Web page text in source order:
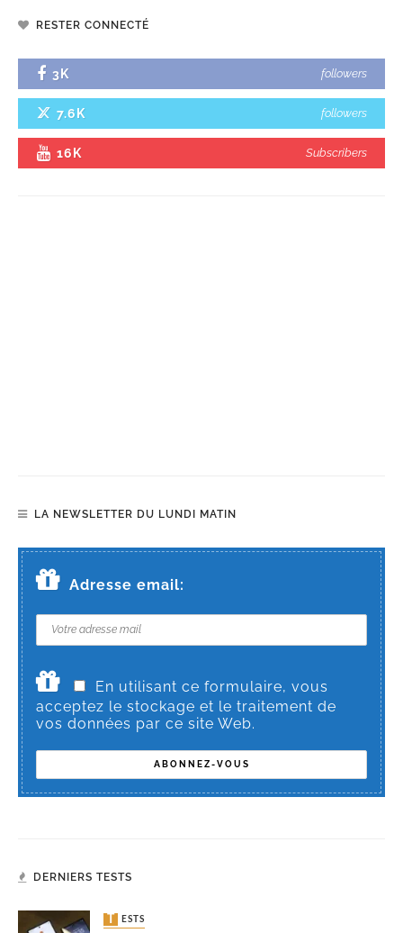
RESTER CONNECTÉ
3K followers
7.6K followers
16K Subscribers
LA NEWSLETTER DU LUNDI MATIN
Adresse email:
En utilisant ce formulaire, vous
acceptez le stockage et le traitement de
vos données par ce site Web.
DERNIERS TESTS
TESTS